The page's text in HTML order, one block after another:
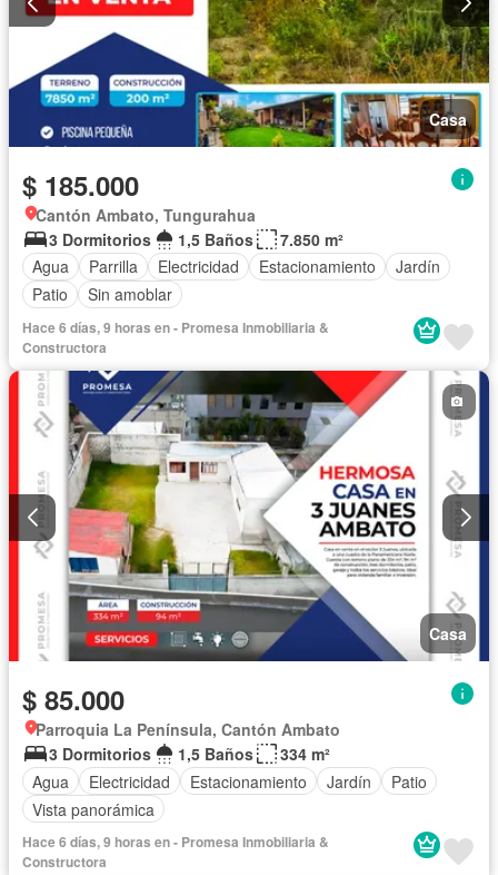
Casa
$ 185.000
Cantón Ambato, Tungurahua
3 Dormitorios
1,5 Baños
7.850 m²
Agua
Parrilla Electricidad Estacionamiento
Jardín
Patio
Sin amoblar
Hace 6 días, 9 horas en - Promesa Inmobiliaria &
Constructora
Casa
$ 85.000
Parroquia La Península, Cantón Ambato
3 Dormitorios
1,5 Baños
334 m²
Agua
Electricidad Estacionamiento Jardín
Patio
Vista panorámica
Hace 6 días, 9 horas en - Promesa Inmobiliaria &
Constructora